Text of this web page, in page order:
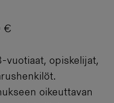
€
vuotiaat, opiskelijat,
oikeuttavan